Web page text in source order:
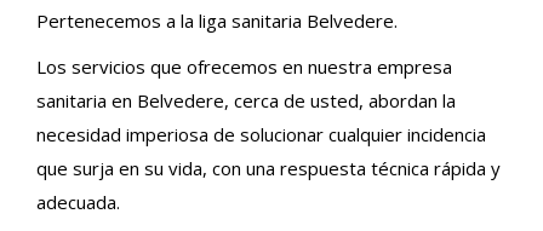
Pertenecemos a la liga sanitaria Belvedere.
Los servicios que ofrecemos en nuestra empresa
sanitaria en Belvedere, cerca de usted, abordan la
necesidad imperiosa de solucionar cualquier incidencia
que surja en su vida, con una respuesta técnica rápida y
adecuada.